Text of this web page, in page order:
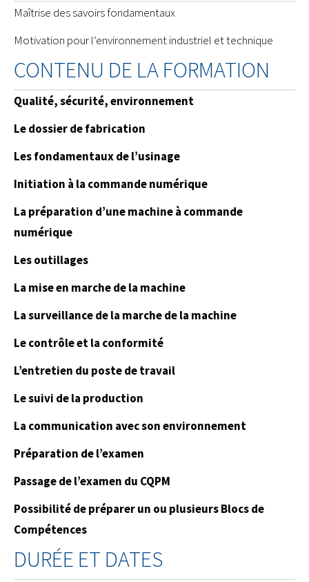
Maîtrise des savoirs fondamentaux
Motivation pour l’environnement industriel et technique
CONTENU DE LA FORMATION
Qualité, sécurité, environnement
Le dossier de fabrication
Les fondamentaux de l’usinage
Initiation à la commande numérique
La préparation d’une machine à commande
numérique
Les outillages
La mise en marche de la machine
La surveillance de la marche de la machine
Le contrôle et la conformité
L’entretien du poste de travail
Le suivi de la production
La communication avec son environnement
Préparation de l’examen
Passage de l’examen du CQPM
Possibilité de préparer un ou plusieurs Blocs de
Compétences
DURÉE ET DATES